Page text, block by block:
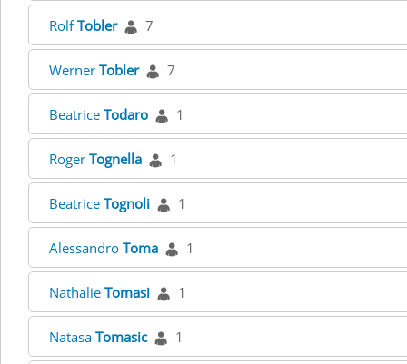
RolfTobler 7
Werner Tobler 7
Beatrice Todaro 1
Roger Tognella 1
Beatrice Tognoli 1
Alessandro Toma 1
Nathalie Tomasi 1
Natasa Tomasic 1